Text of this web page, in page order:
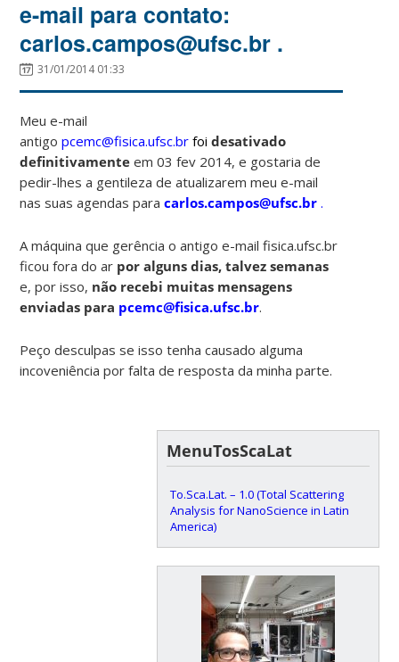
e-mail para contato:
carlos.campos@ufsc.br .
31/01/2014 01:33
Meu e-mail
antigopcemc@fisica.ufsc.brfoi desativado
definitivamente em 03 fev 2014, e gostaria de
pedir-lhes a gentileza de atualizarem meu e-mail
nas suas agendas paracarlos.campos@ufsc.br .
A máquina que gerência o antigo e-mail fisica.ufsc.br
ficou fora do ar por alguns dias, talvez semanas
e, por isso, não recebi muitas mensagens
enviadas para pcemc@fisica.ufsc.br.
Peço desculpas se isso tenha causado alguma
incoveniência por falta de resposta da minha parte.
MenuTosScaLat
To.Sca.Lat. – 1.0 (Total Scattering
Analysis for NanoScience in Latin
America)